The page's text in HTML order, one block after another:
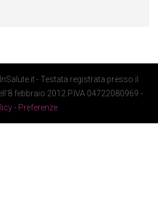
- Testata registrata presso il
febbraio 2012 P.IVA 04722080969 -
- Preferenze